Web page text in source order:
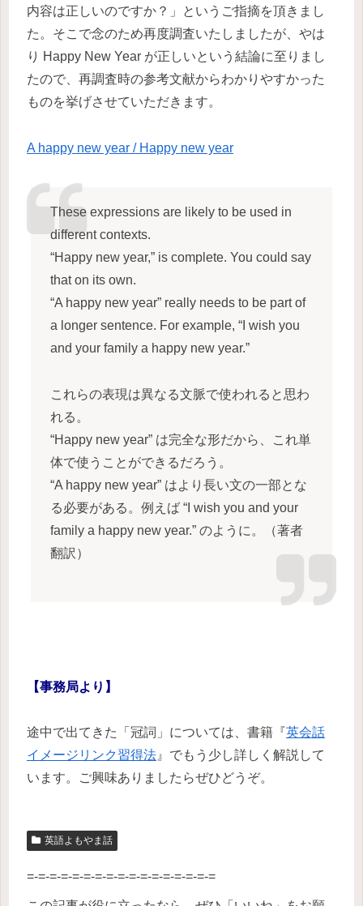
内容は正しいのですか？」というご指摘を頂きまし
た。そこで念のため再度調査いたしましたが、やは
り Happy New Year が正しいという結論に至りまし
たので、再調査時の参考文献からわかりやすかった
ものを挙げさせていただきます。
A happy new year / Happy new year
These expressions are likely to be used in
different contexts.
“Happy new year,” is complete. You could say
that on its own.
“A happy new year” really needs to be part of
a longer sentence. For example, “I wish you
and your family a happy new year.”
これらの表現は異なる文脈で使われると思わ
れる。
“Happy new year” は完全な形だから、これ単
体で使うことができるだろう。
“A happy new year” はより長い文の一部とな
る必要がある。例えば “I wish you and your
family a happy new year.” のように。（著者
翻訳）
【事務局より】
途中で出てきた「冠詞」については、書籍『英会話
イメージリンク習得法 』でもう少し詳しく解説して
います。ご興味ありましたらぜひどうぞ。
英語よもやま話
=-=-=-=-=-=-=-=-=-=-=-=-=-=-=-=-=